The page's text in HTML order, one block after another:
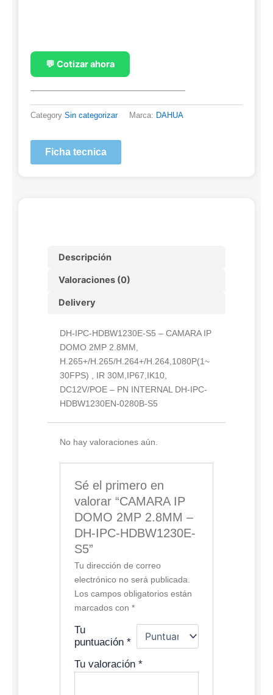
💬 Cotizar ahora
Category Sin categorizar Marca: DAHUA
Ficha tecnica
Descripción
Valoraciones (0)
Delivery
DH-IPC-HDBW1230E-S5 – CAMARA IP
DOMO 2MP 2.8MM,
H.265+/H.265/H.264+/H.264,1080P(1~
30FPS) , IR 30M,IP67,IK10,
DC12V/POE – PN INTERNAL DH-IPC-
HDBW1230EN-0280B-S5
No hay valoraciones aún.
Sé el primero en
valorar “CAMARA IP
DOMO 2MP 2.8MM –
DH-IPC-HDBW1230E-
S5”
Tu dirección de correo
electrónico no será publicada.
Los campos obligatorios están
marcados con*
Tu
puntuación*
Tu valoración*